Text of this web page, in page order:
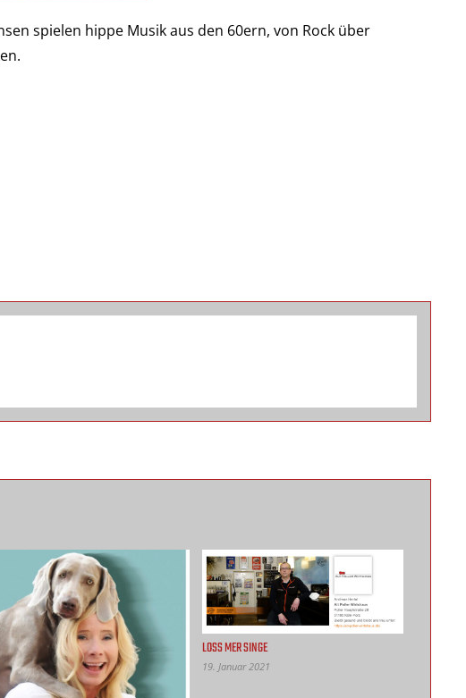
spielen hippe Musik aus den 60ern, von Rock über
LOSS MER SINGE
19. Januar 2021